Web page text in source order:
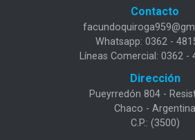
Contacto
Whatsapp: 0362 -
Líneas Comercial: 0362 -
Dirección
Pueyrredón 804 -
Chaco - Argentina
C.P.: (3500)